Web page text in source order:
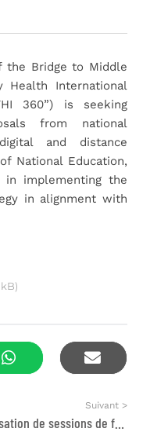
the Bridge to Middle
Health International
360”) is seeking
from national
and distance
National Education,
in implementing the
in alignment with
kB)
Suivant >
Réalisation de sessions de formation dans le domaine de violences faites aux femmes